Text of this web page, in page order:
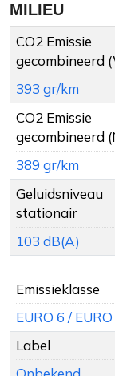
MILIEU
CO2 Emissie
gecombineerd
393 gr/km
CO2 Emissie
gecombineerd
389 gr/km
Geluidsniveau
stationair
103 dB(A)
Emissieklasse
EURO 6 /
Label